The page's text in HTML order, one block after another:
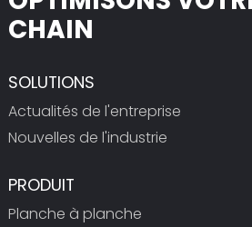
CHAIN
SOLUTIONS
Actualités de l'entreprise
Nouvelles de l'industrie
PRODUIT
Planche à planche